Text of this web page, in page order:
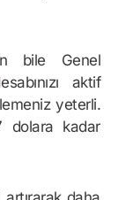
bile Genel
aktif
yeterli.
dolara kadar